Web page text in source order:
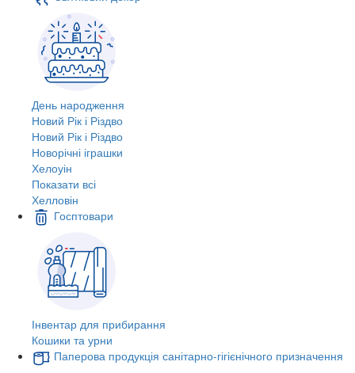
День народження
Новий Рік і Різдво
Новий Рік і Різдво
Новорічні іграшки
Хелоуін
Показати всі
Хелловін
Госптовари
Інвентар для прибирання
Кошики та урни
Паперова продукція санітарно-гігієнічного призначення